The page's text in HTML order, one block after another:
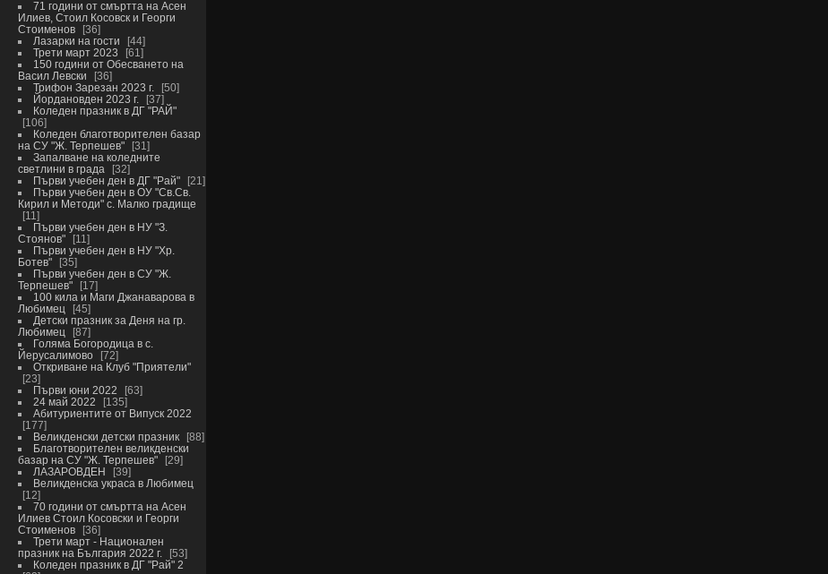
71 години от смъртта на Асен
Илиев, Стоил Косовск и Георги
Стоименов
36
Лазарки на гости
44
Трети март 2023
61
150 години от Обесването на
Васил Левски
36
Трифон Зарезан 2023 г.
50
Йордановден 2023 г.
37
Коледен празник в ДГ "РАЙ"
106
Коледен благотворителен базар
на СУ "Ж. Терпешев"
31
Запалване на коледните
светлини в града
32
Първи учебен ден в ДГ "Рай"
21
Първи учебен ден в ОУ "Св.Св.
Кирил и Методи" с. Малко градище
11
Първи учебен ден в НУ "З.
Стоянов"
11
Първи учебен ден в НУ "Хр.
Ботев"
35
Първи учебен ден в СУ "Ж.
Терпешев"
17
100 кила и Маги Джанаварова в
Любимец
45
Детски празник за Деня на гр.
Любимец
87
Голяма Богородица в с.
Йерусалимово
72
Откриване на Клуб "Приятели"
23
Първи юни 2022
63
24 май 2022
135
Абитуриентите от Випуск 2022
177
Великденски детски празник
88
Благотворителен великденски
базар на СУ "Ж. Терпешев"
29
ЛАЗАРОВДЕН
39
Великденска украса в Любимец
12
70 години от смъртта на Асен
Илиев Стоил Косовски и Георги
Стоименов
36
Трети март - Национален
празник на България 2022 г.
53
Коледен празник в ДГ "Рай" 2